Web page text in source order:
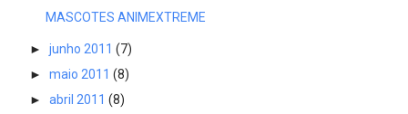
MASCOTES ANIMEXTREME
► junho 2011 (7)
► maio 2011 (8)
► abril 2011 (8)